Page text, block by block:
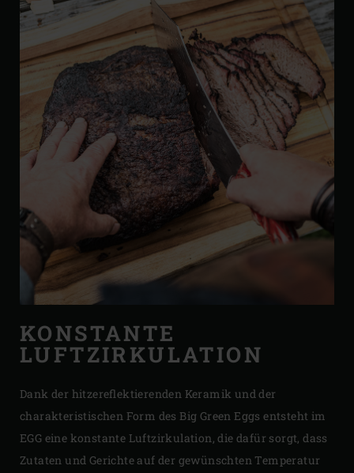
KONSTANTE
LUFTZIRKULATION
Dank der hitzereflektierenden Keramik und der
charakteristischen Form des Big Green Eggs entsteht im
EGG eine konstante Luftzirkulation, die dafür sorgt, dass
Zutaten und Gerichte auf der gewünschten Temperatur